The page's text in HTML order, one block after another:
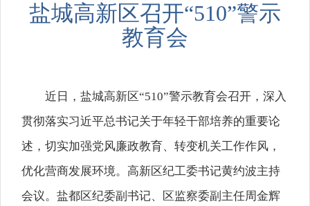
盐城高新区召开“510”警示
教育会
近日，盐城高新区“510”警示教育会召开，深入
贯彻落实习近平总书记关于年轻干部培养的重要论
述，切实加强党风廉政教育、转变机关工作作风，
优化营商发展环境。高新区纪工委书记黄约波主持
会议。盐都区纪委副书记、区监察委副主任周金辉